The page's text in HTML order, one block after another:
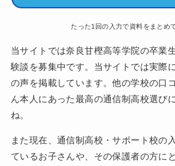
たった1回の入力で資料をまとめ
当サイトでは奈良甘樫高等学院の卒業
験談を募集中です。当サイトでは実際
の声を掲載しています。他の学校の口
ん本人にあった最高の通信制高校選び
ね。
また現在、通信制高校・サポート校の
ているお子さんや、その保護者の方に